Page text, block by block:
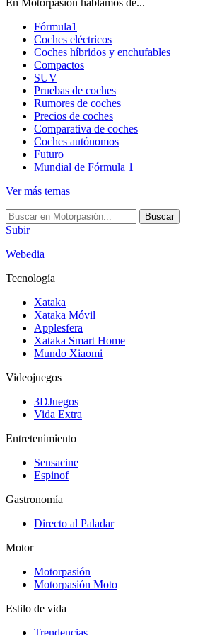
Fórmula1
Coches eléctricos
Coches híbridos y enchufables
Compactos
SUV
Pruebas de coches
Rumores de coches
Precios de coches
Comparativa de coches
Coches autónomos
Futuro
Mundial de Fórmula 1
Ver más temas
Buscar
Subir
Webedia
Tecnología
Xataka
Xataka Móvil
Applesfera
Xataka Smart Home
Mundo Xiaomi
Videojuegos
3DJuegos
Vida Extra
Entretenimiento
Sensacine
Espinof
Gastronomía
Directo al Paladar
Motor
Motorpasión
Motorpasión Moto
Estilo de vida
Trendencias